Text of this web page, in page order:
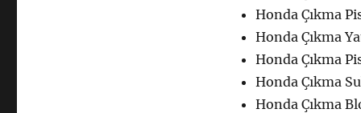
Honda Çıkma
Honda Çıkma
Honda Çıkma
Honda Çıkma
Honda Çıkma